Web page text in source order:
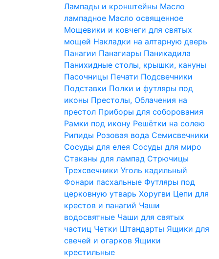
Лампады и кронштейны Масло
лампадное Масло освященное
Мощевики и ковчеги для святых
мощей Накладки на алтарную дверь
Панагии Панагиары Паникадила
Панихидные столы, крышки, кануны
Пасочницы Печати Подсвечники
Подставки Полки и футляры под
иконы Престолы, Облачения на
престол Приборы для соборования
Рамки под икону Решётки на солею
Рипиды Розовая вода Семисвечники
Сосуды для елея Сосуды для миро
Стаканы для лампад Стрючицы
Трехсвечники Уголь кадильный
Фонари пасхальные Футляры под
церковную утварь Хоругви Цепи для
крестов и панагий Чаши
водосвятные Чаши для святых
частиц Четки Штандарты Ящики для
свечей и огарков Ящики
крестильные